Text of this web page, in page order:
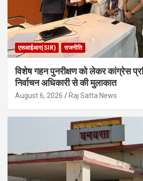
एसआईआर(SIR) राजनीति
विशेष गहन पुनरीक्षण को लेकर कांग्रेस
निर्वाचन अधिकारी से की मुलाकात
August 6, 2026 Raj Satta News